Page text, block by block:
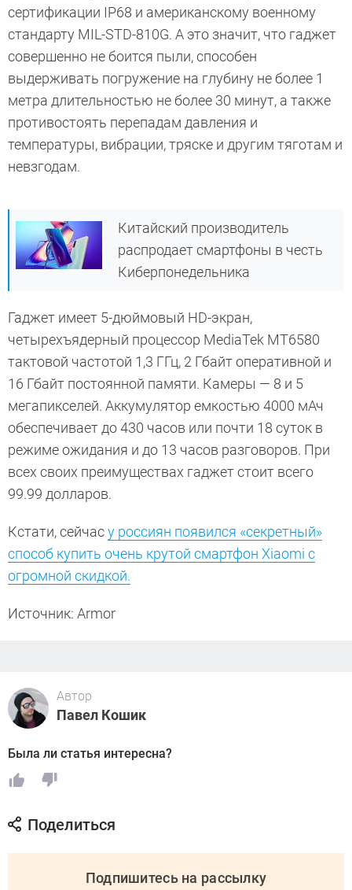
сертификации IP68 и американскому военному
стандарту MIL-STD-810G. А это значит, что гаджет
совершенно не боится пыли, способен
выдерживать погружение на глубину не более 1
метра длительностью не более 30 минут, а также
противостоять перепадам давления и
температуры, вибрации, тряске и другим тяготам и
невзгодам.
Китайский производитель
распродает смартфоны в честь
Киберпонедельника
Гаджет имеет 5-дюймовый HD-экран,
четырехъядерный процессор MediaTek MT6580
тактовой частотой 1,3 ГГц, 2 Гбайт оперативной и
16 Гбайт постоянной памяти. Камеры — 8 и 5
мегапикселей. Аккумулятор емкостью 4000 мАч
обеспечивает до 430 часов или почти 18 суток в
режиме ожидания и до 13 часов разговоров. При
всех своих преимуществах гаджет стоит всего
99.99 долларов.
Кстати, сейчасу россиян появился «секретный»
способ купить очень крутой смартфон Xiaomi с
огромной скидкой.
Источник: Armor
Автор
Павел Кошик
Была ли статья интересна?
Поделиться
Подпишитесь на рассылку